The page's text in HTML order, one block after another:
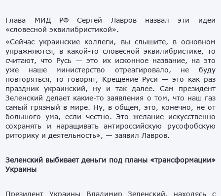
Глава МИД РФ Сергей Лавров назвал эти идеи
«словесной эквилибристикой».
«Сейчас украинские коллеги, вы слышите, в основном
упражняются, в какой-то словесной эквилибристике, то
считают, что Русь — это их исконное название, на это
уже наше министерство отреагировало, не буду
повторяться, то говорят, Крещение Руси — это как раз
праздник украинский, ну и так далее. Сам президент
Зеленский делает какие-то заявления о том, что наш газ
самый грязный в мире. Ну, в общем, это, конечно, не от
большого ума, если честно. Это желание искусственно
сохранять и наращивать антироссийскую русофобскую
риторику и деятельность», — заявил Лавров.
Зеленский выбивает деньги под планы «трансформации»
Украины
Президент Украины Владимир Зеленский, находясь с